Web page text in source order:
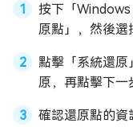
按下「
原點」，然後選
點擊「系統還原
原，再點擊下一
確認還原點的資